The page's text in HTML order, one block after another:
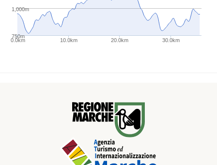
0.0km 10.0km 20.0km 30.0km
750m
1,000m